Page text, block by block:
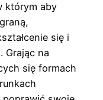
którym aby
się i
Grając na
się formach